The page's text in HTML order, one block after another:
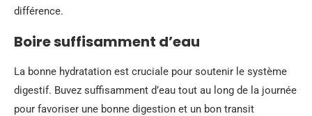
différence.
Boire suffisamment d’eau
La bonne hydratation est cruciale pour soutenir le système
digestif. Buvez suffisamment d’eau tout au long de la journée
pour favoriser une bonne digestion et un bon transit